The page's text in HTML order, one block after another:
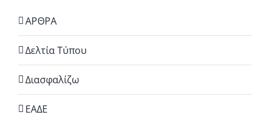
ΑΡΘΡΑ
Δελτία Τύπου
Διασφαλίζω
ΕΑΔΕ